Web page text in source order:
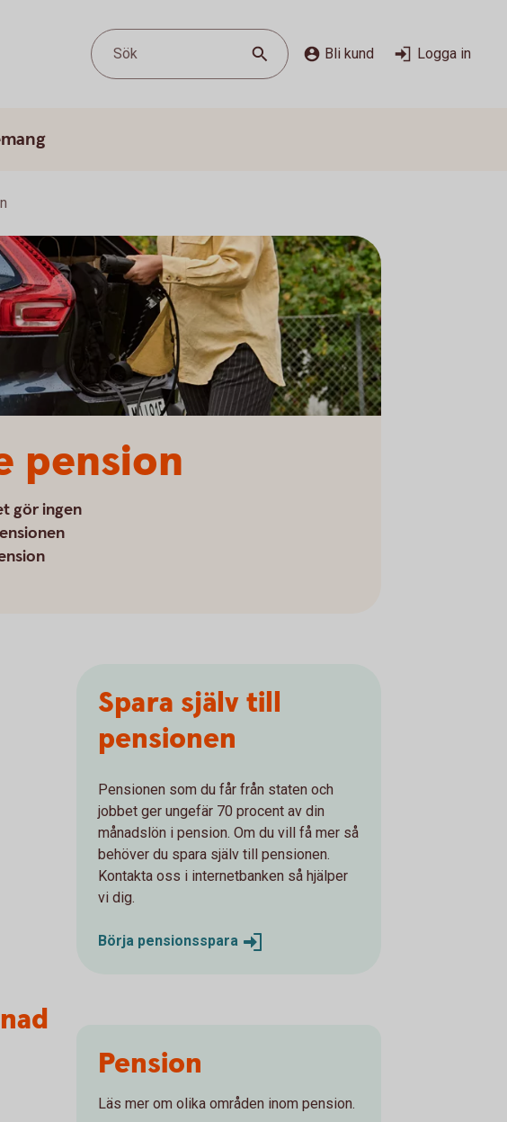
Sök Bli kund Logga in
pension
gör ingen
Spara själv till
pensionen
Pensionen som du får från staten och
jobbet ger ungefär 70 procent av din
månadslön i pension. Om du vill få mer så
behöver du spara själv till pensionen.
Kontakta oss i internetbanken så hjälper
vi dig.
Börja pensionsspara
Pension
Läs mer om olika områden inom pension.